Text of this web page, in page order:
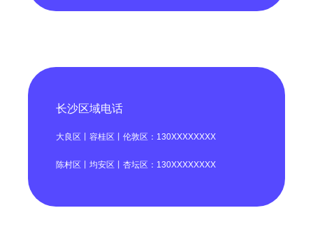
长沙区域电话
大良区丨容桂区丨伦敦区：130XXXXXXXX
陈村区丨均安区丨杏坛区：130XXXXXXXX